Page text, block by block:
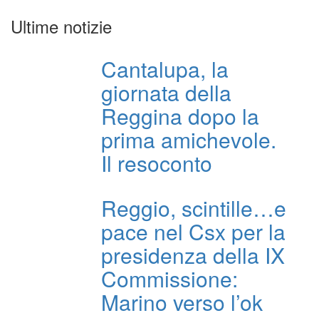
Ultime notizie
Cantalupa, la
giornata della
Reggina dopo la
prima amichevole.
Il resoconto
Reggio, scintille…e
pace nel Csx per la
presidenza della IX
Commissione:
Marino verso l’ok